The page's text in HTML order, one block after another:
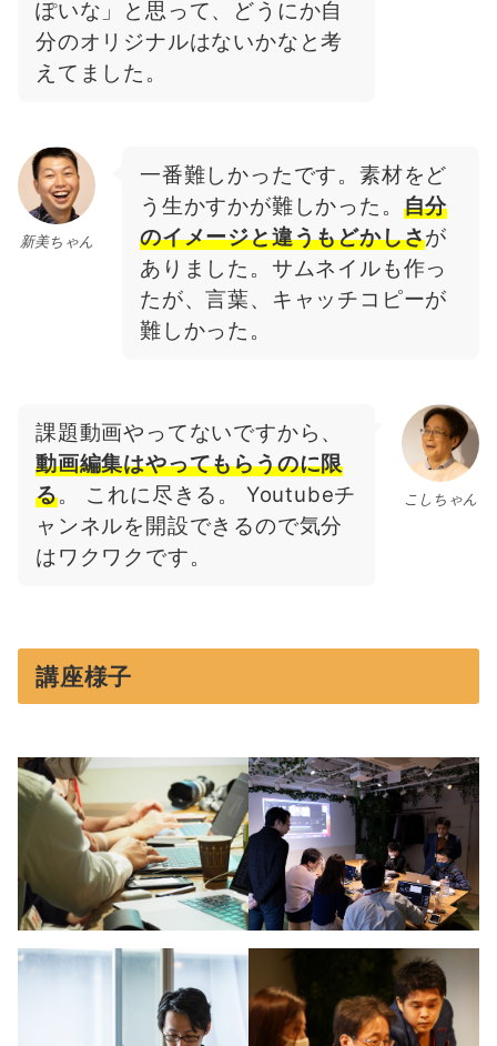
ぽいな」と思って、どうにか自
分のオリジナルはないかなと考
えてました。
新美ちゃん
一番難しかったです。素材をど
う生かすかが難しかった。 自分
のイメージと違うもどかしさが
ありました。サムネイルも作っ
たが、言葉、キャッチコピーが
難しかった。
こしちゃん
課題動画やってないですから、
動画編集はやってもらうのに限
る。 これに尽きる。 Youtubeチ
ャンネルを開設できるので気分
はワクワクです。
講座様子